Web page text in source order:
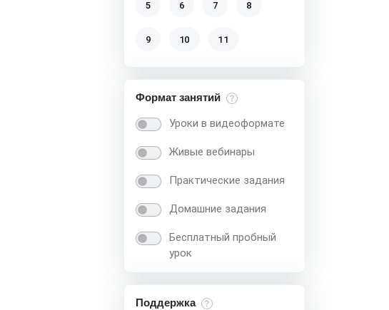
5 6 7 8
9 10 11
Формат занятий
Уроки в видеоформате
Живые вебинары
Практические задания
Домашние задания
Бесплатный пробный
урок
Поддержка